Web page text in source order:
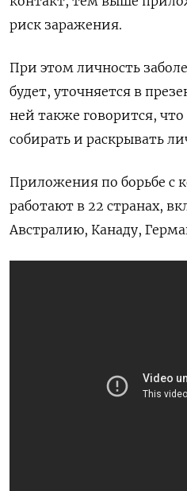
риск заражения.
При этом личность
будет, уточняется в
ней также говорится,
собирать и раскрывать
Приложения по борьбе с
работают в 22 странах,
Австралию, Канаду,